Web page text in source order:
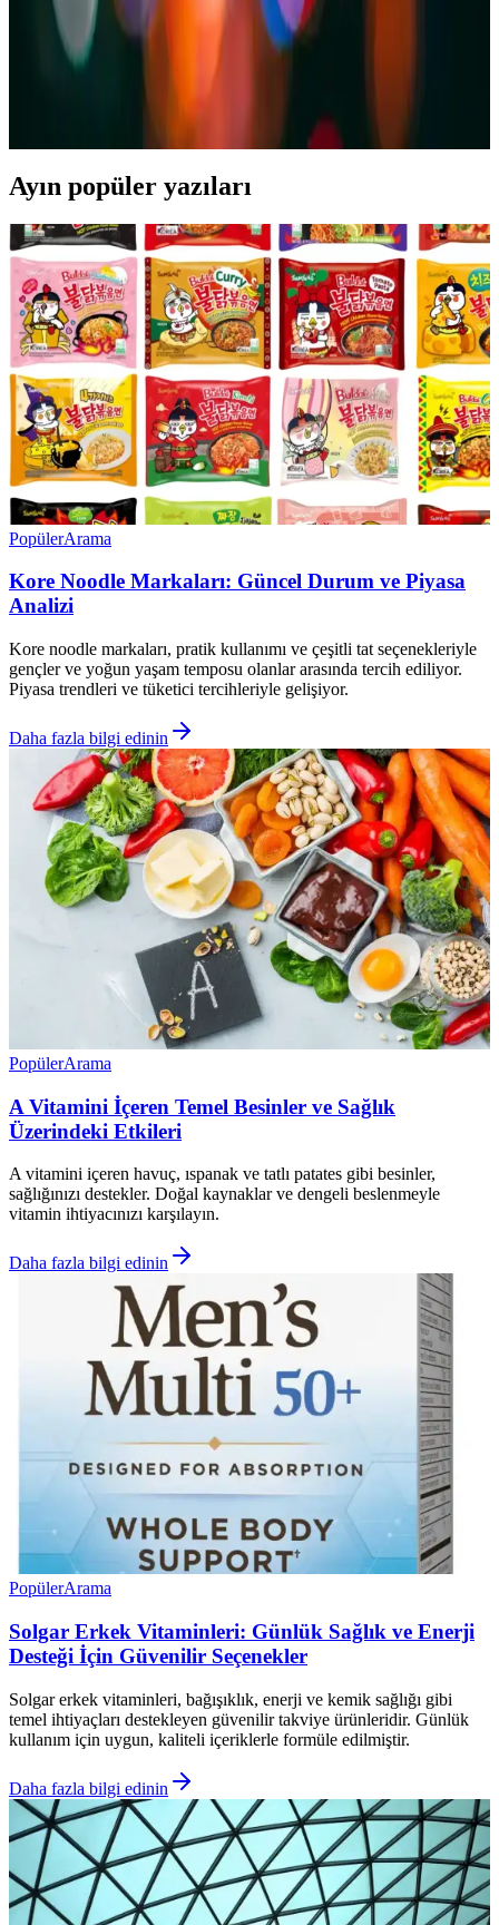
Knorr Bardak Makarna: Hızlı ve Pratik Çözümlerle
Lezzetli Yemek Alternatifi
Zamanı kısıtlı olanlar için ideal, hızlı ve lezzetli knorr bardak
seçenekleriyle her ortamda tüketebilirsiniz.
Ayın popüler yazıları
PopülerArama
Kore Noodle Markaları: Güncel Durum ve Piyasa
Analizi
Kore noodle markaları, pratik kullanımı ve çeşitli tat seçenekleriyle
gençler ve yoğun yaşam temposu olanlar arasında tercih ediliyor.
Piyasa trendleri ve tüketici tercihleriyle gelişiyor.
Daha fazla bilgi edinin
PopülerArama
A Vitamini İçeren Temel Besinler ve Sağlık
Üzerindeki Etkileri
A vitamini içeren havuç, ıspanak ve tatlı patates gibi besinler,
sağlığınızı destekler. Doğal kaynaklar ve dengeli beslenmeyle
vitamin ihtiyacınızı karşılayın.
Daha fazla bilgi edinin
PopülerArama
Solgar Erkek Vitaminleri: Günlük Sağlık ve Enerji
Desteği İçin Güvenilir Seçenekler
Solgar erkek vitaminleri, bağışıklık, enerji ve kemik sağlığı gibi
temel ihtiyaçları destekleyen güvenilir takviye ürünleridir. Günlük
kullanım için uygun, kaliteli içeriklerle formüle edilmiştir.
Daha fazla bilgi edinin